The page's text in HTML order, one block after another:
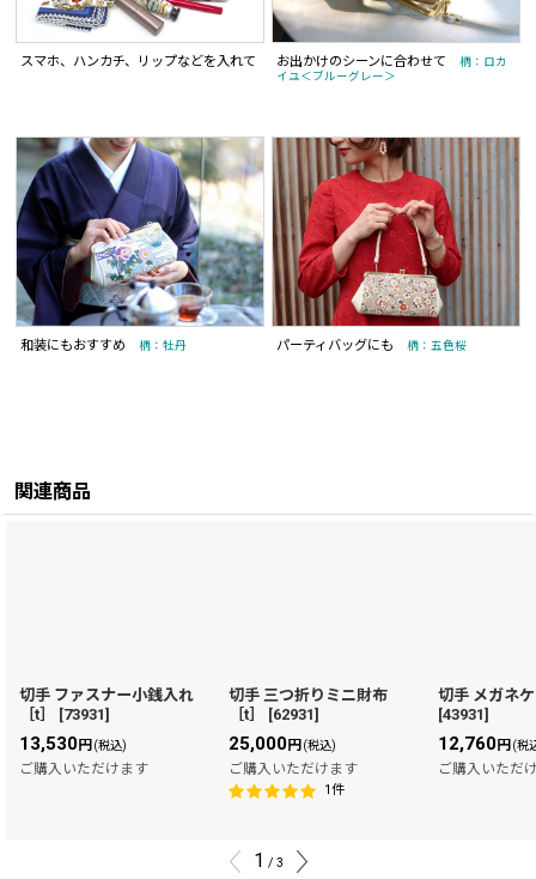
スマホ、ハンカチ、リップなどを入れて お出かけのシーンに合わせて柄：ロカ
イユ＜ブルーグレー＞
和装にもおすすめ柄：牡丹 パーティバッグにも柄：五色桜
関連商品
切手 ファスナー小銭入れ
［t］
[73931]
13,530円(税込)
ご購入いただけます
切手 三つ折りミニ財布
［t］
[62931]
25,000円(税込)
ご購入いただけます
1件
切手 メガネ
[43931]
12,760円(税
ご購入いただ
1 / 3